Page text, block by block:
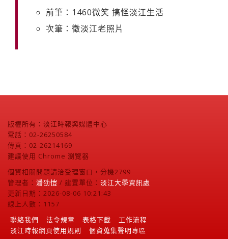
前筆：1460微笑 搞怪淡江生活
次筆：徵淡江老照片
版權所有：淡江時報與媒體中心
電話：02-26250584
傳真：02-26214169
建議使用 Chrome 瀏覽器
個資相關問題請洽受理窗口，分機2799
管理者： 潘劭愷 / 建置單位： 淡江大學資訊處
更新日期：2026-08-06 10:21:43
線上人數：1157
聯絡我們
法令規章 表格下載
工作流程
淡江時報網頁使用規則
個資蒐集聲明專區